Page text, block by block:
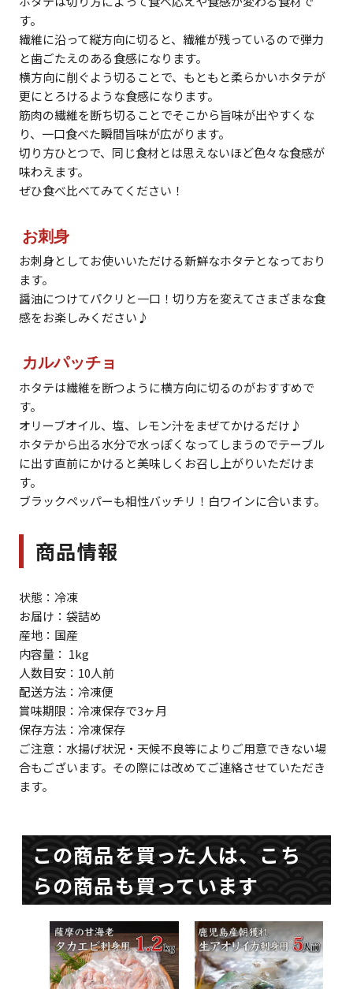
す。
繊維に沿って縦方向に切ると、繊維が残っているので弾力
と歯ごたえのある食感になります。
横方向に削ぐよう切ることで、もともと柔らかいホタテが
更にとろけるような食感になります。
筋肉の繊維を断ち切ることでそこから旨味が出やすくな
り、一口食べた瞬間旨味が広がります。
切り方ひとつで、同じ食材とは思えないほど色々な食感が
味わえます。
ぜひ食べ比べてみてください！
お刺身
お刺身としてお使いいただける新鮮なホタテとなっており
ます。
醤油につけてパクリと一口！切り方を変えてさまざまな食
感をお楽しみください♪
カルパッチョ
ホタテは繊維を断つように横方向に切るのがおすすめで
す。
オリーブオイル、塩、レモン汁をまぜてかけるだけ♪
ホタテから出る水分で水っぽくなってしまうのでテーブル
に出す直前にかけると美味しくお召し上がりいただけま
す。
ブラックペッパーも相性バッチリ！白ワインに合います。
商品情報
状態：冷凍
お届け：袋詰め
産地：国産
内容量： 1kg
人数目安：10人前
配送方法：冷凍便
賞味期限：冷凍保存で3ヶ月
保存方法：冷凍保存
ご注意：水揚げ状況・天候不良等によりご用意できない場
合もございます。その際には改めてご連絡させていただき
ます。
この商品を買った人は、こち
らの商品も買っています